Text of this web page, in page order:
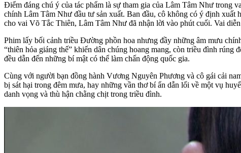
Điểm đáng chú ý của tác phẩm là sự tham gia của Lâm Tâm Như
chính Lâm Tâm Như đầu tư sản xuất. Ban đầu, cô không có ý định
cho vai Võ Tắc Thiên, Lâm Tâm Như đã nhận lời vào phút cuối. Vai
Phim lấy bối cảnh triều Đường phồn hoa nhưng đầy những âm mưu
“thiên hỏa giáng thế” khiến dân chúng hoang mang, còn triều đình
đều dẫn đến những bí mật có thể làm chấn động quốc gia.
Cùng với người bạn đồng hành Vương Nguyên Phương và cô gái cải
bị sát hại trong đêm mưa, hay những vần thơ bí ẩn dẫn lối về một vụ
danh vọng và thù hận chằng chịt trong triều đình.